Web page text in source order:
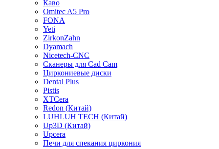
Каво
Omitec A5 Pro
FONA
Yeti
ZirkonZahn
Dyamach
Nicetech-CNC
Сканеры для Cad Cam
Циркониевые диски
Dental Plus
Pistis
XTCera
Redon (Китай)
LUHLUH TECH (Китай)
Up3D (Китай)
Upcera
Печи для спекания циркония